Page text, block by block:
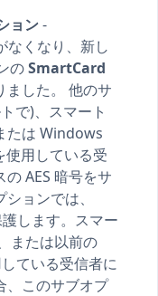
ョン-
なくなり、新し
のSmartCard
ました。 他のサ
で)、スマート
たは Windows
用している受
AES 暗号をサ
ョンでは、
します。スマー
または以前の
ている受信者に
、このサブオプ